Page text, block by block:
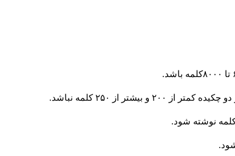
از ۲۵۰ کلمه نباشد.